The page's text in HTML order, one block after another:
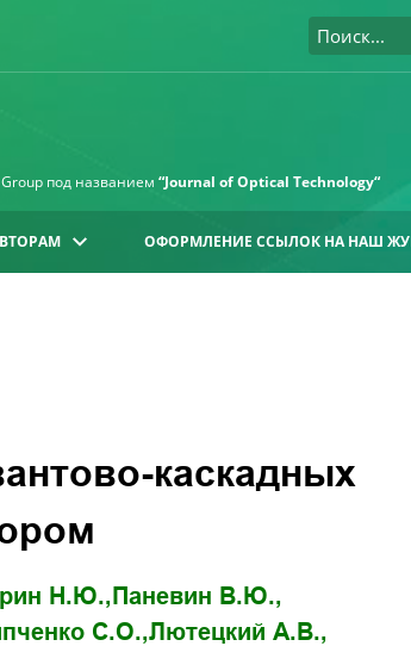
под названием “Journal of Optical Technology“
ОФОРМЛЕНИЕ ССЫЛОК НА НАШ
каскадных
Н.Ю., Паневин В.Ю.,
С.О.,Лютецкий А.В.,